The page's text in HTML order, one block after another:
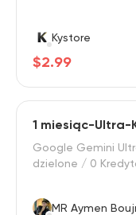
Kystore
$2.99
1 miesiąc-Ultra-
Google Gemini
dzielone / 0
MR Aymen